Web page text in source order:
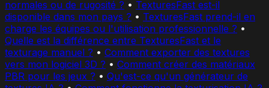
normales ou de rugosité ? • TexturesFast est-il
disponible dans mon pays ? • TexturesFast prend-il en
charge les équipes ou l'utilisation professionnelle ? •
Quelle est la différence entre TexturesFast et le
texturage manuel ? • Comment exporter des textures
vers mon logiciel 3D ? • Comment créer des matériaux
PBR pour les jeux ? • Qu'est-ce qu'un générateur de